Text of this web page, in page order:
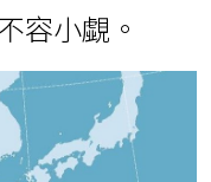
容小覷。